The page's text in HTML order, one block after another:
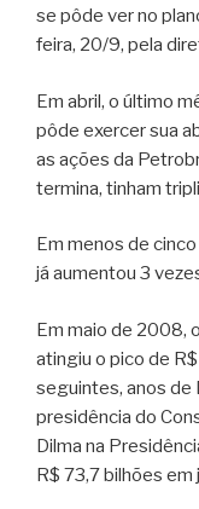
se pôde ver no
feira, 20/9, pela
Em abril, o último
pôde exercer sua
as ações da
termina, tinham
Em menos de
já aumentou 3
Em maio de 2008,
atingiu o pico de
seguintes, anos de
presidência do
Dilma na
R$ 73,7 bilhões